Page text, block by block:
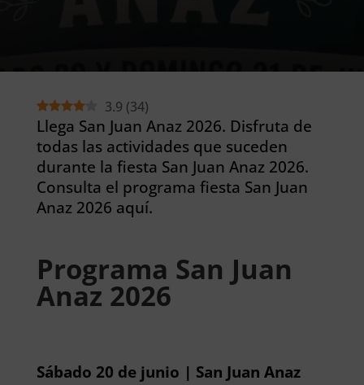
3.9 (34)
Llega San Juan Anaz 2026. Disfruta de
todas las actividades que suceden
durante la fiesta San Juan Anaz 2026.
Consulta el programa fiesta San Juan
Anaz 2026 aquí.
Programa San Juan
Anaz 2026
Sábado 20 de junio | San Juan Anaz